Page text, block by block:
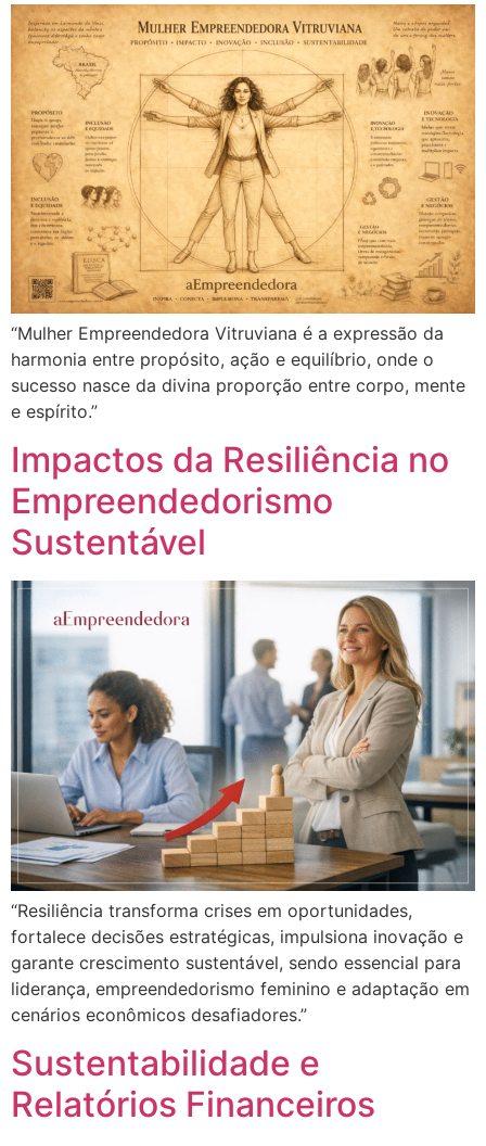
“Mulher Empreendedora Vitruviana é a expressão da
harmonia entre propósito, ação e equilíbrio, onde o
sucesso nasce da divina proporção entre corpo, mente
e espírito.”
Impactos da Resiliência no
Empreendedorismo
Sustentável
“Resiliência transforma crises em oportunidades,
fortalece decisões estratégicas, impulsiona inovação e
garante crescimento sustentável, sendo essencial para
liderança, empreendedorismo feminino e adaptação em
cenários econômicos desafiadores.”
Sustentabilidade e
Relatórios Financeiros